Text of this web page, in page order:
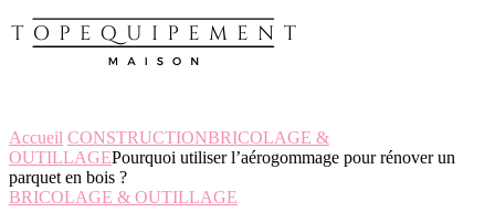
Accueil CONSTRUCTIONBRICOLAGE &
OUTILLAGEPourquoi utiliser l’aérogommage pour rénover un
parquet en bois ?
BRICOLAGE & OUTILLAGE